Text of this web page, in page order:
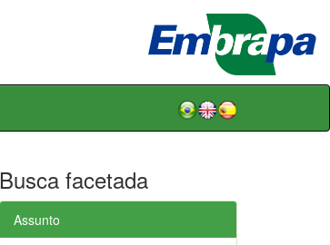
Busca facetada
Assunto